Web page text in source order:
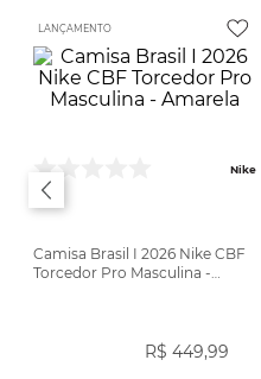
LANÇAMENTO
Nike
Camisa Brasil I 2026 Nike CBF
Torcedor Pro Masculina -
R$ 449,99